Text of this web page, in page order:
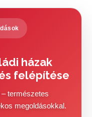
házak
felépítése
természetes
megoldásokkal.